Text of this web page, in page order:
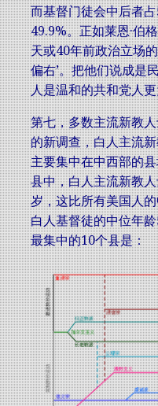
而基督门徒会中后者
49.9%。正如莱恩·伯
天或40年前政治立场
偏右’。把他们说成是
人是温和的共和党人
第七，多数主流新教
的新调查，白人主流
主要集中在中西部的
县中，白人主流新教
岁，这比所有美国人
白人基督徒的中位年
最集中的10个县是：